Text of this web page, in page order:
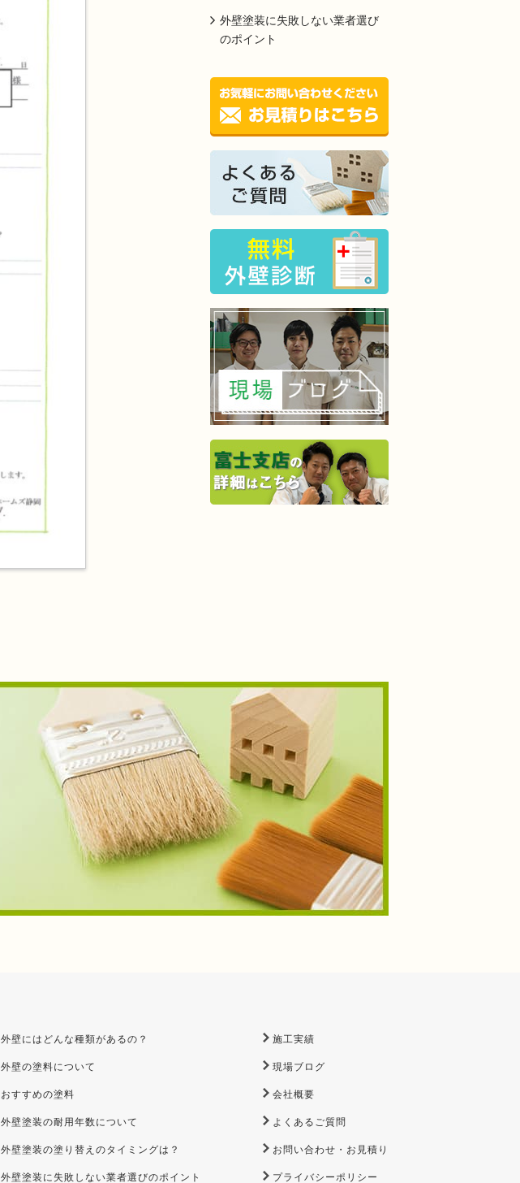
外壁塗装に失敗しない業者選び
のポイント
外壁にはどんな種類があるの？
外壁の塗料について
おすすめの塗料
外壁塗装の耐用年数について
外壁塗装の塗り替えのタイミングは？
外壁塗装に失敗しない業者選びのポイント
施工実績
現場ブログ
会社概要
よくあるご質問
お問い合わせ・お見積り
プライバシーポリシー